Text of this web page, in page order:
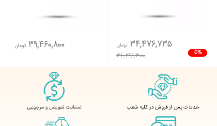
5%
34,476,735 تومان
36,291,300
39,460,800 تومان
خدمات پس از فروش در کلیه شعب ضمانت تعویض و مرجوعی